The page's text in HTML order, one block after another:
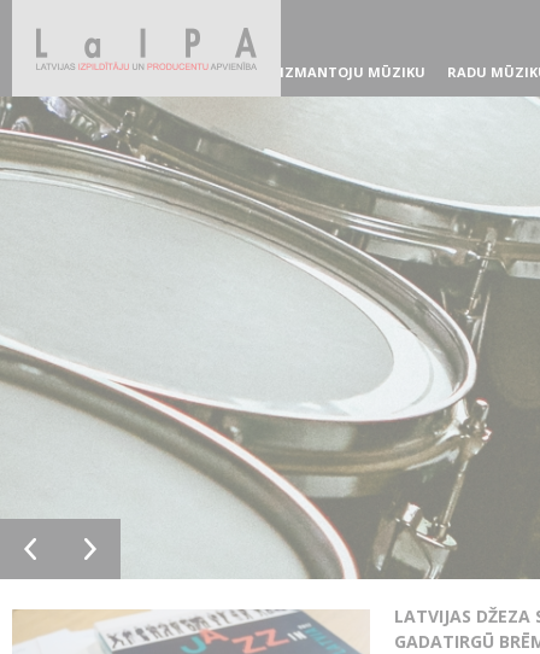
IZMANTOJU MŪZIKU RADU
LATVIJAS DŽEZA
GADATIRGŪ